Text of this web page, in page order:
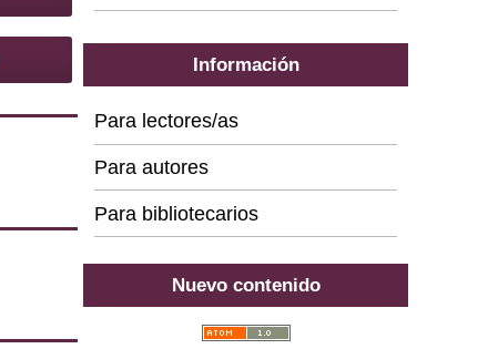
Información
Para lectores/as
Para autores
Para bibliotecarios
Nuevo contenido